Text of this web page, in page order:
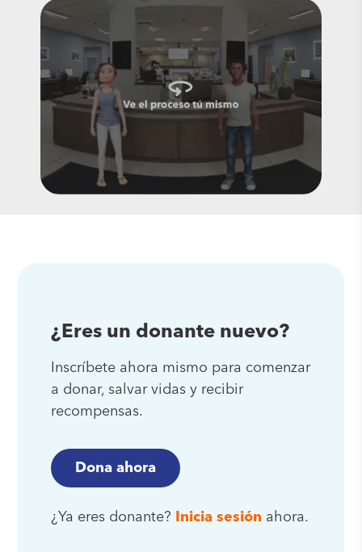
¿Eres un donante nuevo?
Inscríbete ahora mismo para comenzar
a donar, salvar vidas y recibir
recompensas.
Dona ahora
¿Ya eres donante? Inicia sesión ahora.